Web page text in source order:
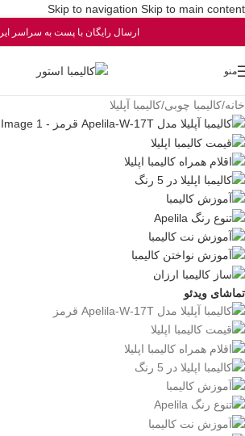
Skip to navigation Skip to main content
ارسال رایگان با پست به سراسر
منو
خانه/کالیمبا چوبی/کالیمبا آپلیلا
تماشای ویدئو